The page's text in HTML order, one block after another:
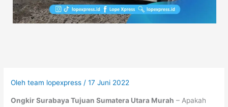
Olehteam lopexpress/17 Juni 2022
Ongkir Surabaya Tujuan Sumatera Utara Murah – Apakah